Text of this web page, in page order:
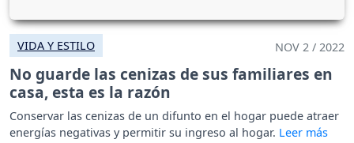
VIDA Y ESTILO NOV 2 / 2022
No guarde las cenizas de sus familiares en
casa, esta es la razón
Conservar las cenizas de un difunto en el hogar puede atraer
energías negativas y permitir su ingreso al hogar.